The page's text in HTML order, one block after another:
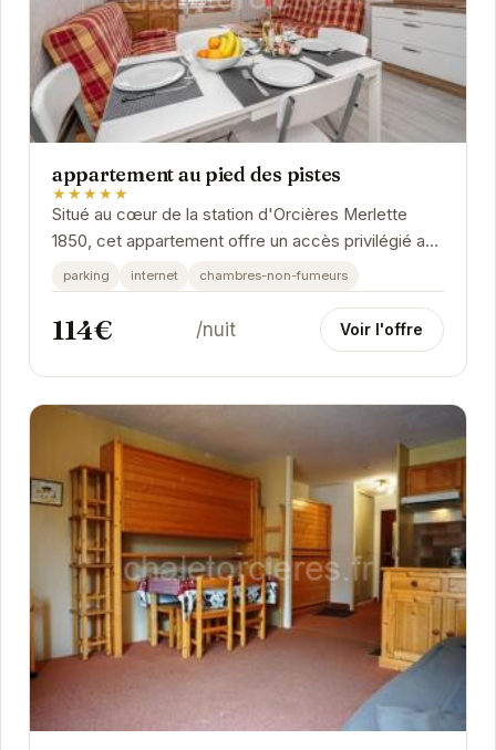
appartement au pied des pistes
★★★★★
Situé au cœur de la station d'Orcières Merlette
1850, cet appartement offre un accès privilégié aux
pistes de ski. Profitez d'un séjour...
parking internet chambres-non-fumeurs
114€ /nuit Voir l'offre